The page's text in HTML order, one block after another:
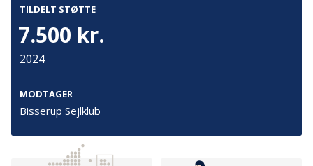
TILDELT STØTTE
7.500 kr.
2024
MODTAGER
Bisserup Sejlklub
Tilmeld nyhedsbrev
De seneste nyheder om TrygFondens og TryghedsGruppens
aktiviteter direkte i din indbakke.